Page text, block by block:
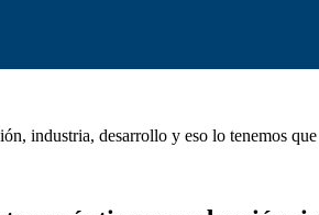
industria, desarrollo y eso lo tenemos